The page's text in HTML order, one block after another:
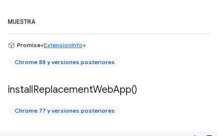
MUESTRA
Promise<ExtensionInfo>
Chrome 88 y versiones posteriores
installReplacementWebApp()
Chrome 77 y versiones posteriores